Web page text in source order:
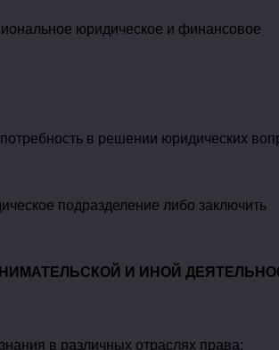
юридическое и финансовое
в решении юридических
подразделение либо заключить
И ИНОЙ
в различных отраслях права;